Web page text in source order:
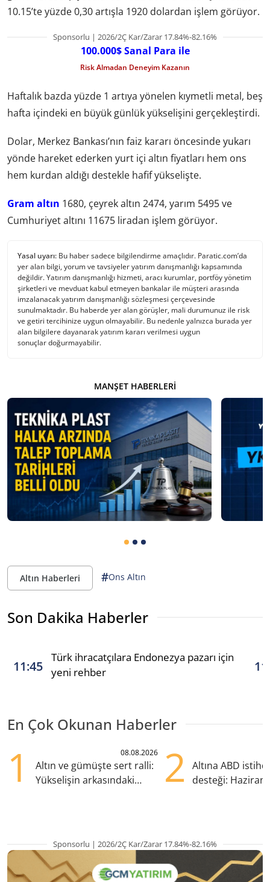
10.15’te yüzde 0,30 artışla 1920 dolardan işlem görüyor.
Sponsorlu | 2026/2Ç Kar/Zarar 17.84%-82.16%
100.000$ Sanal Para ile
Risk Almadan Deneyim Kazanın
Haftalık bazda yüzde 1 artıya yönelen kıymetli metal, beş
hafta içindeki en büyük günlük yükselişini gerçekleştirdi.
Dolar, Merkez Bankası’nın faiz kararı öncesinde yukarı
yönde hareket ederken yurt içi altın fiyatları hem ons
hem kurdan aldığı destekle hafif yükselişte.
Gram altın 1680, çeyrek altın 2474, yarım 5495 ve
Cumhuriyet altını 11675 liradan işlem görüyor.
Yasal uyarı: Bu haber sadece bilgilendirme amaçlıdır. Paratic.com’da
yer alan bilgi, yorum ve tavsiyeler yatırım danışmanlığı kapsamında
değildir. Yatırım danışmanlığı hizmeti, aracı kurumlar, portföy yönetim
şirketleri ve mevduat kabul etmeyen bankalar ile müşteri arasında
imzalanacak yatırım danışmanlığı sözleşmesi çerçevesinde
sunulmaktadır. Bu haberde yer alan görüşler, mali durumunuz ile risk
ve getiri tercihinize uygun olmayabilir. Bu nedenle yalnızca burada yer
alan bilgilere dayanarak yatırım kararı verilmesi uygun
sonuçlar doğurmayabilir.
MANŞET HABERLERI
Altın Haberleri #Ons Altın
Son Dakika Haberler
11:45
Türk ihracatçılara Endonezya pazarı için
yeni rehber
En Çok Okunan Haberler
1 08.08.2026
Altın ve gümüşte sert ralli:
Yükselişin arkasındaki
2
Altına ABD
desteği:
Sponsorlu | 2026/2Ç Kar/Zarar 17.84%-82.16%